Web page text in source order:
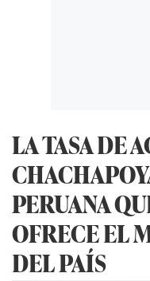
LA TASA DE
PERUANA
OFRECE EL
DEL PAÍS